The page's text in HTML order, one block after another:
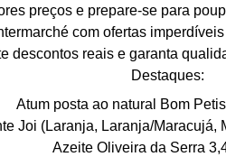
preços e prepare-se para
com ofertas
descontos reais e garanta
Destaques:
Atum posta ao natural Bom
Joi (Laranja, Laranja/Maracujá,
Azeite Oliveira da Serra